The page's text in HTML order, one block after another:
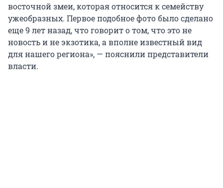
восточной змеи, которая относится к семейству
ужеобразных. Первое подобное фото было сделано
еще 9 лет назад, что говорит о том, что это не
новость и не экзотика, а вполне известный вид
для нашего региона», — пояснили представители
власти.